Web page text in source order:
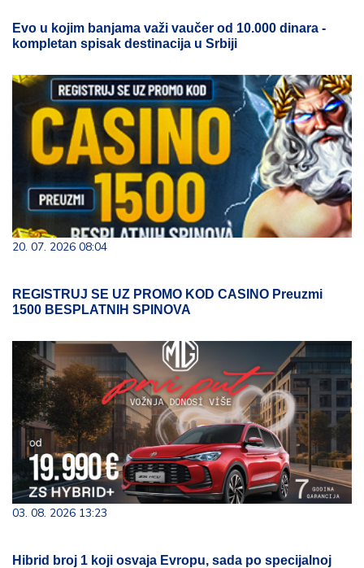
Evo u kojim banjama važi vaučer od 10.000 dinara -
kompletan spisak destinacija u Srbiji
20. 07. 2026 08:04
REGISTRUJ SE UZ PROMO KOD CASINO Preuzmi
1500 BESPLATNIH SPINOVA
03. 08. 2026 13:23
Hibrid broj 1 koji osvaja Evropu, sada po specijalnoj